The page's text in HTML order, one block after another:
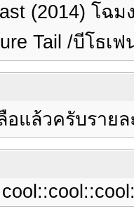
(2014) โฉ
Tail /บีโธ
อแล้วครับราย